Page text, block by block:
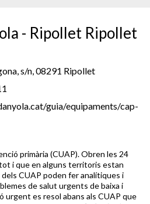
- Ripollet Ripollet
s/n, 08291 Ripollet
guia/equipaments/cap-
primària (CUAP). Obren les 24
i que en alguns territoris estan
CUAP poden fer analítiques i
de salut urgents de baixa i
urgent es resol abans als CUAP que